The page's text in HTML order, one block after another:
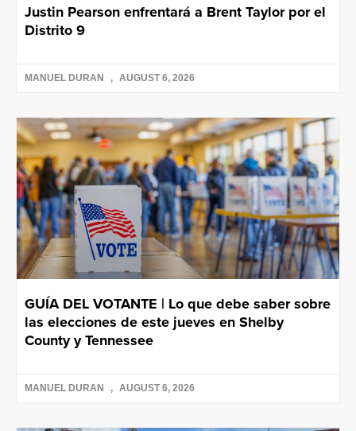
Justin Pearson enfrentará a Brent Taylor por el
Distrito 9
MANUEL DURAN AUGUST 6, 2026
GUÍA DEL VOTANTE | Lo que debe saber sobre
las elecciones de este jueves en Shelby
County y Tennessee
MANUEL DURAN AUGUST 6, 2026